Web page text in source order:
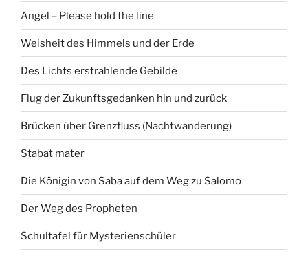
Angel – Please hold the line
Weisheit des Himmels und der Erde
Des Lichts erstrahlende Gebilde
Flug der Zukunftsgedanken hin und zurück
Brücken über Grenzfluss (Nachtwanderung)
Stabat mater
Die Königin von Saba auf dem Weg zu Salomo
Der Weg des Propheten
Schultafel für Mysterienschüler